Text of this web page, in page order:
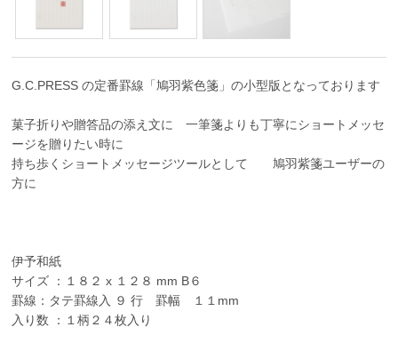
G.C.PRESS の定番罫線「鳩羽紫色箋」の小型版となっております
菓子折りや贈答品の添え文に 一筆箋よりも丁寧にショートメッセ
ージを贈りたい時に
持ち歩くショートメッセージツールとして 鳩羽紫箋ユーザーの
方に
伊予和紙
サイズ ：１８２ x １２８ mm B６
罫線：タテ罫線入 ９ 行 罫幅 １１mm
入り数 ：１柄２４枚入り